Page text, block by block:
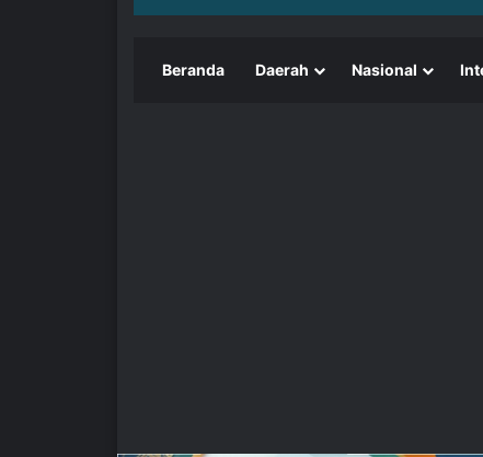
Beranda Daerah Nasional